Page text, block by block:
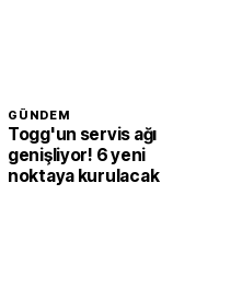
GÜNDEM
Togg'un servis ağı
genişliyor! 6 yeni
noktaya kurulacak